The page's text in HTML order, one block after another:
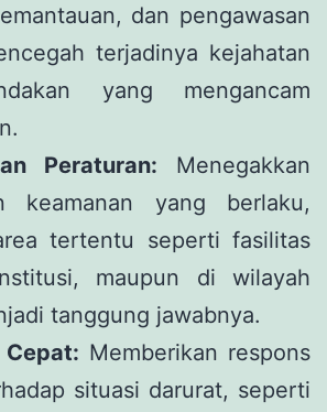
dan pengawasan
terjadinya kejahatan
yang mengancam
Peraturan: Menegakkan
keamanan yang berlaku,
tertentu seperti fasilitas
maupun di wilayah
tanggung jawabnya.
Cepat: Memberikan respons
situasi darurat, seperti